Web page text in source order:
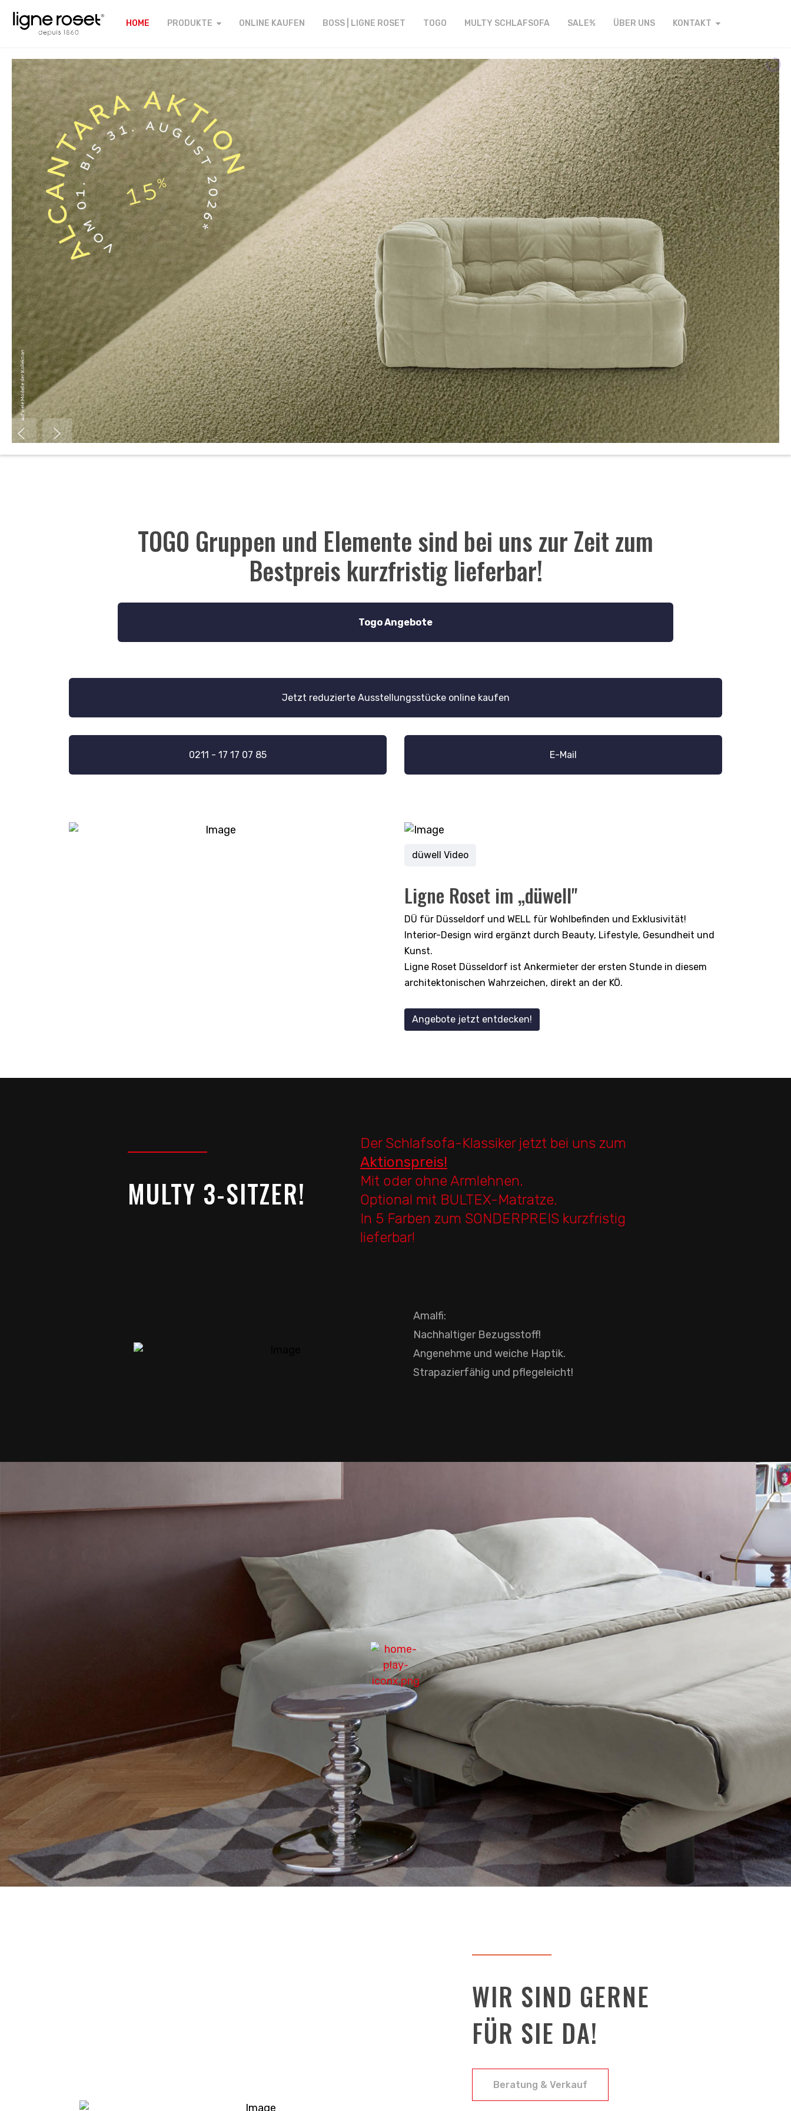
HOME PRODUKTE ONLINE KAUFEN BOSS | LIGNE ROSET TOGO MULTY SCHLAFSOFA SALE% ÜBER UNS KONTAKT
TOGO Gruppen und Elemente sind bei uns zur Zeit zum
Bestpreis kurzfristig lieferbar!
Togo Angebote
Jetzt reduzierte Ausstellungsstücke online kaufen
0211 - 17 17 07 85 E-Mail
düwell Video
Ligne Roset im „düwell"
DÜ für Düsseldorf und WELL für Wohlbefinden und Exklusivität!
Interior-Design wird ergänzt durch Beauty, Lifestyle, Gesundheit und
Kunst.
Ligne Roset Düsseldorf ist Ankermieter der ersten Stunde in diesem
architektonischen Wahrzeichen, direkt an der KÖ.
Angebote jetzt entdecken!
MULTY 3-SITZER!
Der Schlafsofa-Klassiker jetzt bei uns zum
Aktionspreis!
Mit oder ohne Armlehnen.
Optional mit BULTEX-Matratze.
In 5 Farben zum SONDERPREIS kurzfristig
lieferbar!
Amalfi:
Nachhaltiger Bezugsstoff!
Angenehme und weiche Haptik.
Strapazierfähig und pflegeleicht!
WIR SIND GERNE
FÜR SIE DA!
Beratung & Verkauf